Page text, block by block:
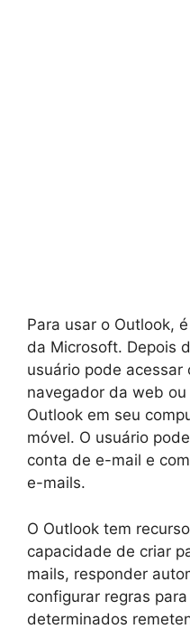
Para usar o Outlook,
da Microsoft. Depois
usuário pode
navegador da web
Outlook em seu
móvel. O usuário
conta de e-mail e
e-mails.
O Outlook tem
capacidade de criar
mails, responder
configurar regras
determinados